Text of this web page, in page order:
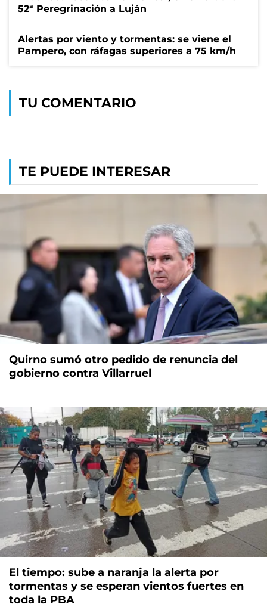
52ª Peregrinación a Luján
Alertas por viento y tormentas: se viene el
Pampero, con ráfagas superiores a 75 km/h
TU COMENTARIO
TE PUEDE INTERESAR
Quirno sumó otro pedido de renuncia del
gobierno contra Villarruel
El tiempo: sube a naranja la alerta por
tormentas y se esperan vientos fuertes en
toda la PBA